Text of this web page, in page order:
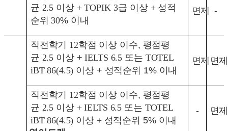
균 2.5 이상+TOPIK 3급 이상 + 성적
순위 30% 이내
면제 -
직전학기 12학점 이상 이수, 평점평
균 2.5 이상 +IELTS 6.5 또는 TOTEL
iBT 86(4.5) 이상 + 성적순위 1% 이내
면제 면제
직전학기 12학점 이상 이수, 평점평
균 2.5 이상 +IELTS 6.5 또는 TOTEL
iBT 86(4.5) 이상 + 성적순위 5% 이내
- 면제